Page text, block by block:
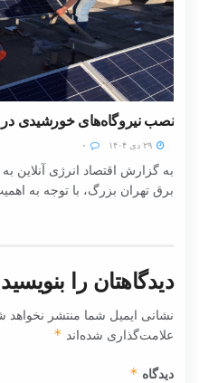
نصب نیروگاه‌های خورشیدی در ۳۰ مدرسه شهر تهران
به گزارش اقتصاد انرژی آنلاین
برق تهران بزرگ، با توجه به
دیدگاهتان را بنویسید
نشانی ایمیل شما منتشر نخواهد
علامت‌گذاری شده‌اند *
دیدگاه *